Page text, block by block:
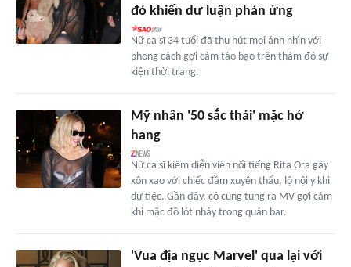
đỏ khiến dư luận phản ứng
Nữ ca sĩ 34 tuổi đã thu hút mọi ánh nhìn với
phong cách gợi cảm táo bạo trên thảm đỏ sự
kiện thời trang.
Mỹ nhân '50 sắc thái' mặc hở
hang
Nữ ca sĩ kiêm diễn viên nổi tiếng Rita Ora gây
xôn xao với chiếc đầm xuyên thấu, lộ nội y khi
dự tiệc. Gần đây, cô cũng tung ra MV gợi cảm
khi mặc đồ lót nhảy trong quán bar.
'Vua địa ngục Marvel' qua lại với